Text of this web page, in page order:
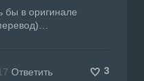
бы в оригинале
Ответить
3